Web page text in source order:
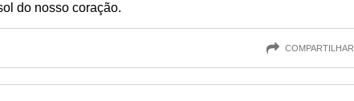
do nosso coração.
COMPARTILHAR